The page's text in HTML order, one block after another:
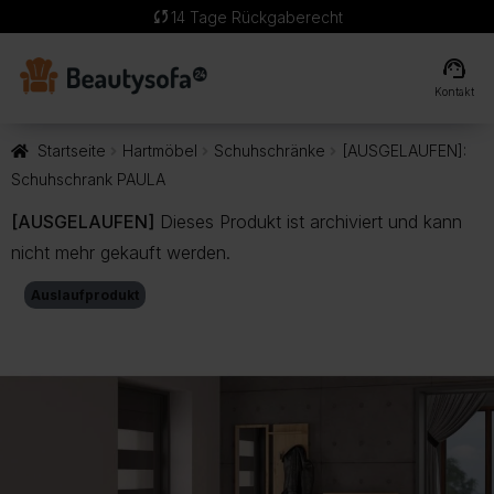
sync 14 Tage Rückgaberecht
support_agent
Kontakt
Startseite Hartmöbel Schuhschränke
[AUSGELAUFEN]:
Schuhschrank PAULA
[AUSGELAUFEN] Dieses Produkt ist archiviert und kann
nicht mehr gekauft werden.
Auslaufprodukt